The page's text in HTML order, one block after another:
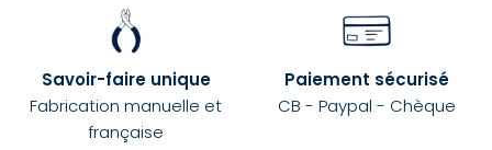
Savoir-faire unique
Fabrication manuelle et
française
Paiement sécurisé
CB - Paypal - Chèque